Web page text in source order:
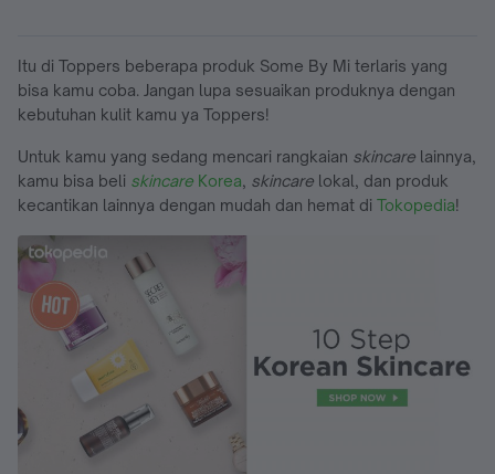
Itu di Toppers beberapa produk Some By Mi terlaris yang
bisa kamu coba. Jangan lupa sesuaikan produknya dengan
kebutuhan kulit kamu ya Toppers!
Untuk kamu yang sedang mencari rangkaian skincare lainnya,
kamu bisa beli skincare Korea, skincare lokal, dan produk
kecantikan lainnya dengan mudah dan hemat di Tokopedia!